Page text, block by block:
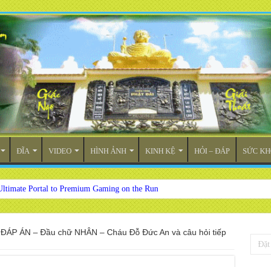
ĐĨA VIDEO HÌNH ẢNH KINH KỆ HỎI – ĐÁP SỨC
Portal to Premium Gaming on the Run
ĐÁP ÁN – Đầu chữ NHÂN – Cháu Đỗ Đức An và câu hỏi tiếp